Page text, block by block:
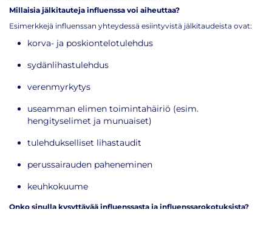
Millaisia jälkitauteja influenssa voi aiheuttaa?
Esimerkkejä influenssan yhteydessä esiintyvistä jälkitaudeista ovat:
korva- ja poskiontelotulehdus
sydänlihastulehdus
verenmyrkytys
useamman elimen toimintahäiriö (esim.
hengityselimet ja munuaiset)
tulehdukselliset lihastaudit
perussairauden paheneminen
keuhkokuume
Onko sinulla kysyttävää influenssasta ja influenssarokotuksista?